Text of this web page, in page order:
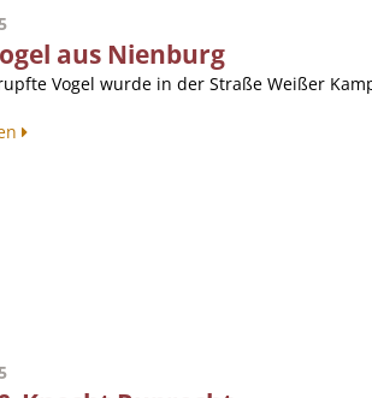
aus Nienburg
Vogel wurde in der Straße Weißer